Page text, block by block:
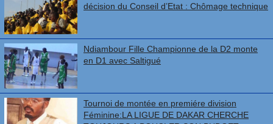
décision du Conseil d’Etat : Chômage technique
Ndiambour Fille Championne de la D2 monte
en D1 avec Saltigué
Tournoi de montée en premiére division
Féminine:LA LIGUE DE DAKAR CHERCHE